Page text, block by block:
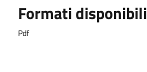
Formati disponibili
Pdf